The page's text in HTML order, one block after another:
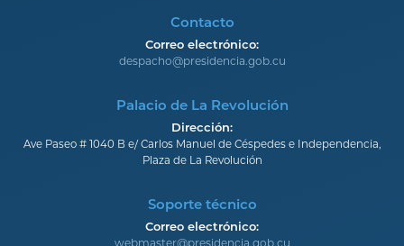
Contacto
Correo electrónico:
despacho@presidencia.gob.cu
Palacio de La Revolución
Dirección:
Ave Paseo # 1040 B e/ Carlos Manuel de Céspedes e Independencia,
Plaza de La Revolución
Soporte técnico
Correo electrónico:
webmaster@presidencia.gob.cu